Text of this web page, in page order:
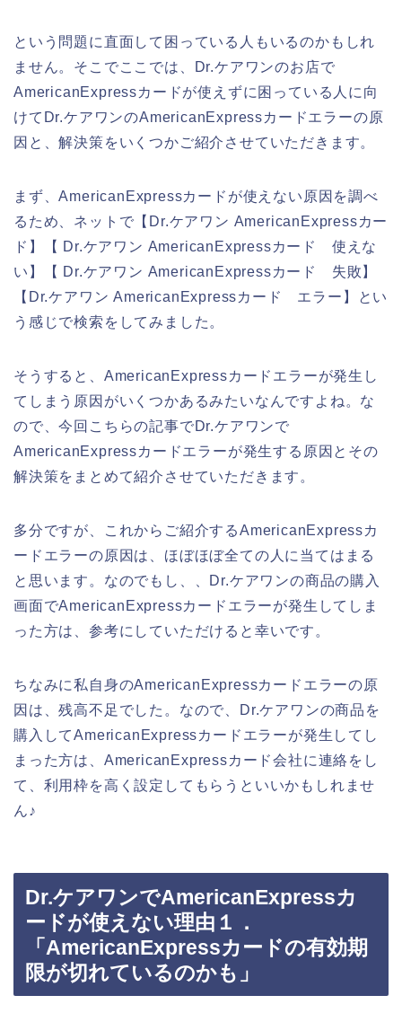
という問題に直面して困っている人もいるのかもしれ
ません。そこでここでは、Dr.ケアワンのお店で
AmericanExpressカードが使えずに困っている人に向
けてDr.ケアワンのAmericanExpressカードエラーの原
因と、解決策をいくつかご紹介させていただきます。
まず、AmericanExpressカードが使えない原因を調べ
るため、ネットで【Dr.ケアワン AmericanExpressカー
ド】【 Dr.ケアワン AmericanExpressカード 使えな
い】【 Dr.ケアワン AmericanExpressカード 失敗】
【Dr.ケアワン AmericanExpressカード エラー】とい
う感じで検索をしてみました。
そうすると、AmericanExpressカードエラーが発生し
てしまう原因がいくつかあるみたいなんですよね。な
ので、今回こちらの記事でDr.ケアワンで
AmericanExpressカードエラーが発生する原因とその
解決策をまとめて紹介させていただきます。
多分ですが、これからご紹介するAmericanExpressカ
ードエラーの原因は、ほぼほぼ全ての人に当てはまる
と思います。なのでもし、、Dr.ケアワンの商品の購入
画面でAmericanExpressカードエラーが発生してしま
った方は、参考にしていただけると幸いです。
ちなみに私自身のAmericanExpressカードエラーの原
因は、残高不足でした。なので、Dr.ケアワンの商品を
購入してAmericanExpressカードエラーが発生してし
まった方は、AmericanExpressカード会社に連絡をし
て、利用枠を高く設定してもらうといいかもしれませ
ん♪
Dr.ケアワンでAmericanExpressカ
ードが使えない理由１．
「AmericanExpressカードの有効期
限が切れているのかも」